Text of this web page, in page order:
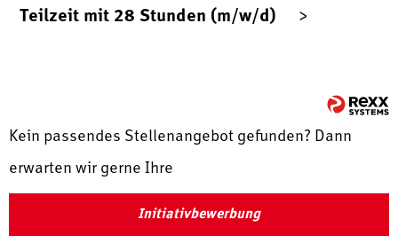
Teilzeit mit 28 Stunden (m/w/d)
Kein passendes Stellenangebot gefunden? Dann
erwarten wir gerne Ihre
Initiativbewerbung